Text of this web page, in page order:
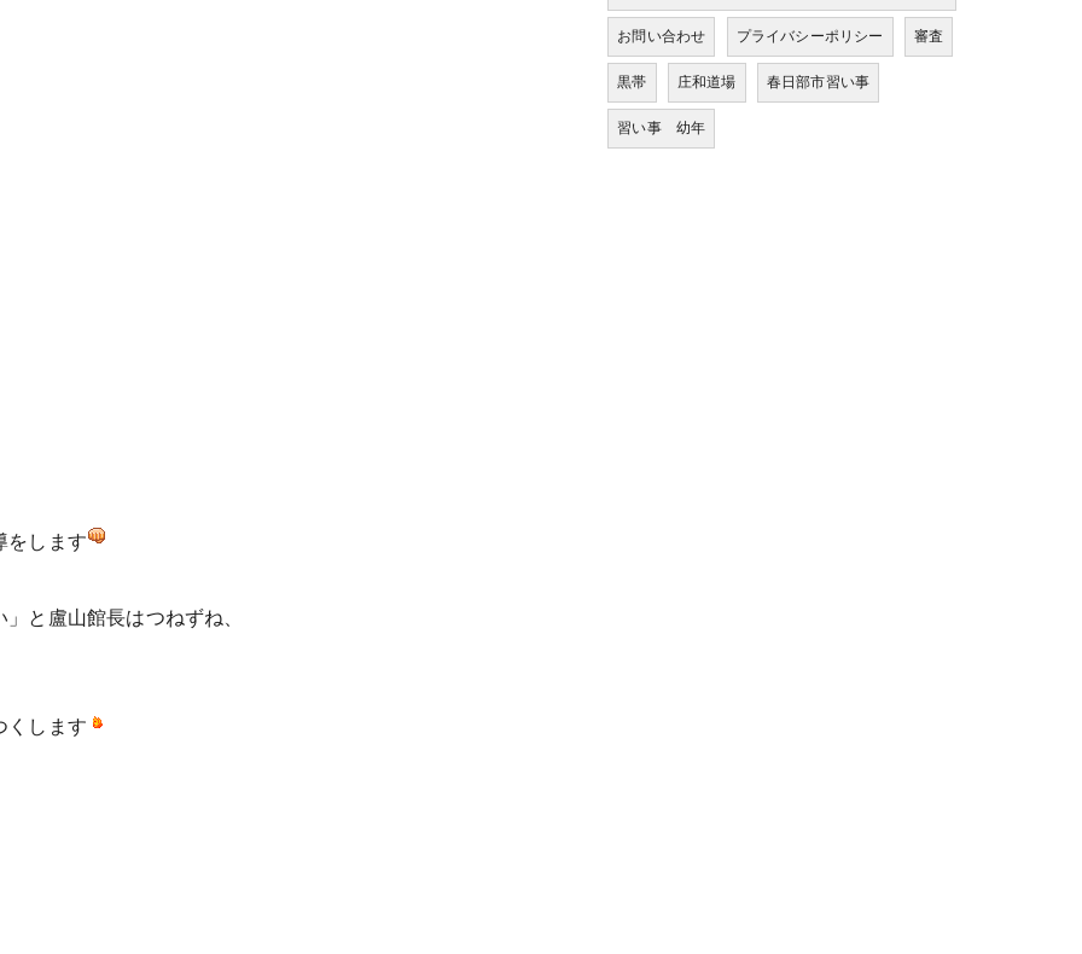
をします
と盧山館長はつねずね、
くします
お問い合わせ プライバシーポリシー 審査
黒帯 庄和道場 春日部市習い事
習い事 幼年